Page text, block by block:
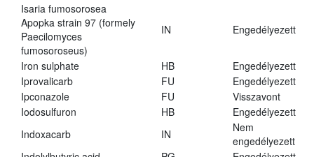
Isaria fumosorosea
Apopka strain 97 (formely
Paecilomyces
fumosoroseus)
IN Engedélyezett
Iron sulphate HB
Engedélyezett
Iprovalicarb
FU
Engedélyezett
Ipconazole
FU
Visszavont
Iodosulfuron
HB
Engedélyezett
Indoxacarb
IN
Nem
engedélyezett